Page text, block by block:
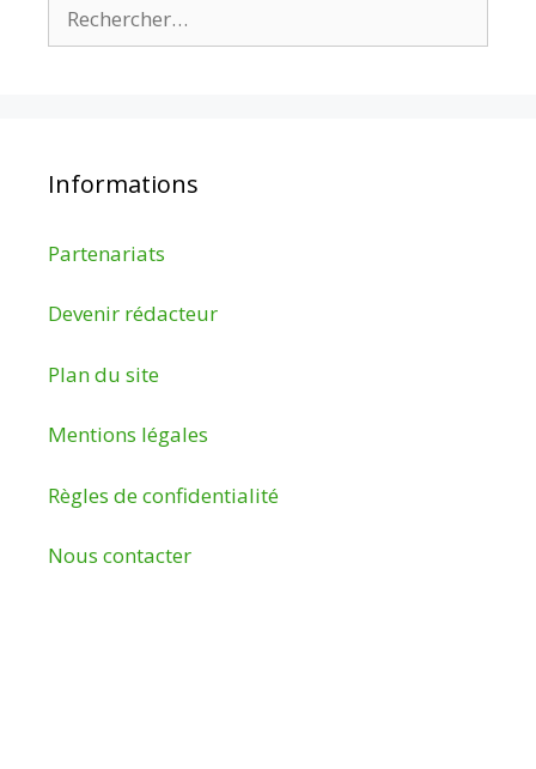
Informations
Partenariats
Devenir rédacteur
Plan du site
Mentions légales
Règles de confidentialité
Nous contacter